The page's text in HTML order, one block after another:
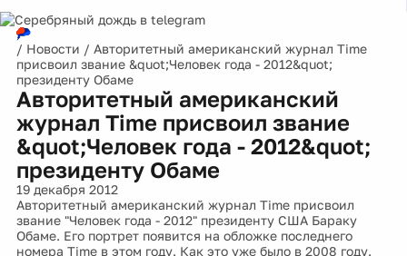
/ Новости / Авторитетный американский журнал Time
присвоил звание &quot;Человек года - 2012&quot;
президенту Обаме
Авторитетный американский
журнал Time присвоил звание
&quot;Человек года - 2012&quot;
президенту Обаме
19 декабря 2012
Авторитетный американский журнал Time присвоил
звание "Человек года - 2012" президенту США Бараку
Обаме. Его портрет появится на обложке последнего
номера Time в этом году. Как это уже было в 2008 году.